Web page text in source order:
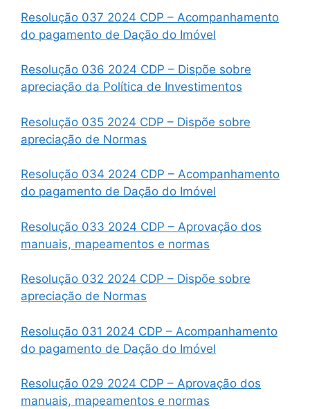
Resolução 037 2024 CDP – Acompanhamento
do pagamento de Dação do Imóvel
Resolução 036 2024 CDP – Dispõe sobre
apreciação da Política de Investimentos
Resolução 035 2024 CDP – Dispõe sobre
apreciação de Normas
Resolução 034 2024 CDP – Acompanhamento
do pagamento de Dação do Imóvel
Resolução 033 2024 CDP – Aprovação dos
manuais, mapeamentos e normas
Resolução 032 2024 CDP – Dispõe sobre
apreciação de Normas
Resolução 031 2024 CDP – Acompanhamento
do pagamento de Dação do Imóvel
Resolução 029 2024 CDP – Aprovação dos
manuais, mapeamentos e normas